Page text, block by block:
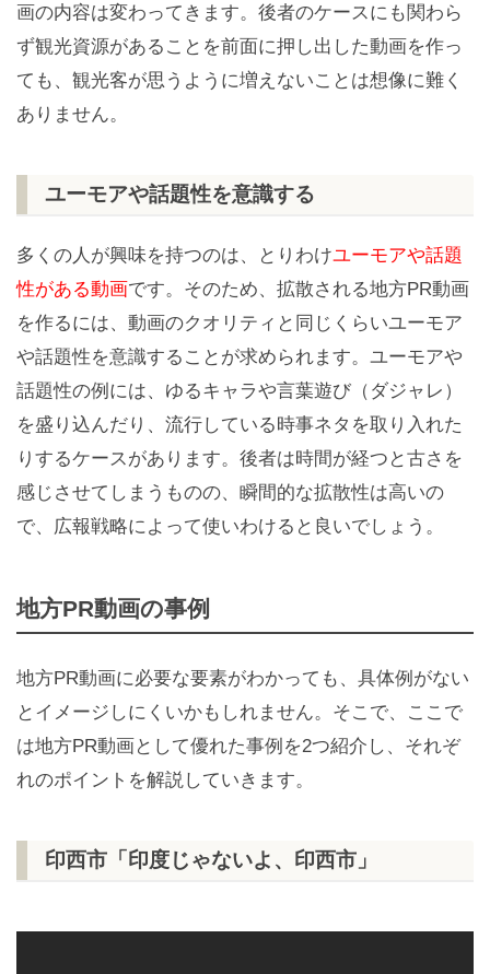
画の内容は変わってきます。後者のケースにも関わら
ず観光資源があることを前面に押し出した動画を作っ
ても、観光客が思うように増えないことは想像に難く
ありません。
ユーモアや話題性を意識する
多くの人が興味を持つのは、とりわけユーモアや話題
性がある動画です。そのため、拡散される地方PR動画
を作るには、動画のクオリティと同じくらいユーモア
や話題性を意識することが求められます。ユーモアや
話題性の例には、ゆるキャラや言葉遊び（ダジャレ）
を盛り込んだり、流行している時事ネタを取り入れた
りするケースがあります。後者は時間が経つと古さを
感じさせてしまうものの、瞬間的な拡散性は高いの
で、広報戦略によって使いわけると良いでしょう。
地方PR動画の事例
地方PR動画に必要な要素がわかっても、具体例がない
とイメージしにくいかもしれません。そこで、ここで
は地方PR動画として優れた事例を2つ紹介し、それぞ
れのポイントを解説していきます。
印西市「印度じゃないよ、印西市」